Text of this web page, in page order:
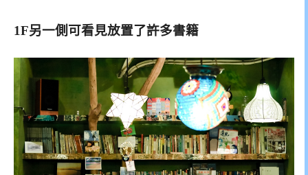
1F另一側可看見放置了許多書籍